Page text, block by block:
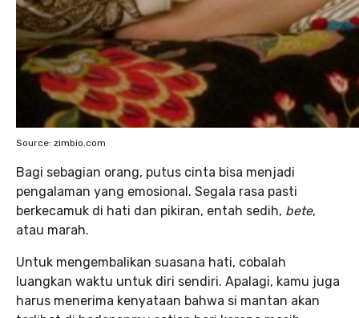
Source: zimbio.com
Bagi sebagian orang, putus cinta bisa menjadi
pengalaman yang emosional. Segala rasa pasti
berkecamuk di hati dan pikiran, entah sedih, bete,
atau marah.
Untuk mengembalikan suasana hati, cobalah
luangkan waktu untuk diri sendiri. Apalagi, kamu juga
harus menerima kenyataan bahwa si mantan akan